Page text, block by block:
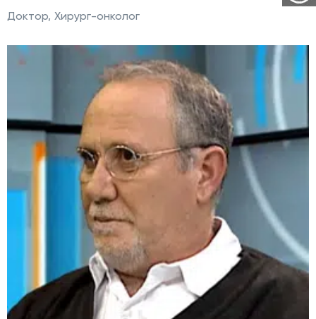
Доктор, Хирург-онколог